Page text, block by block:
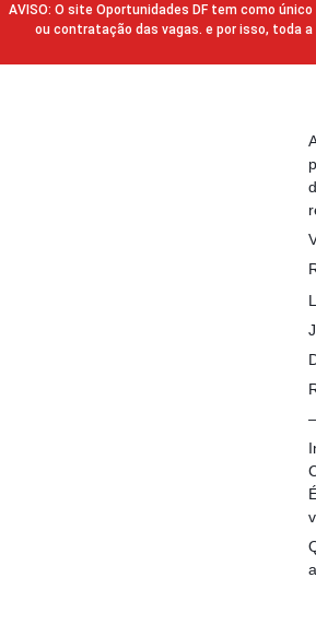
AVISO: O site Oportunidades DF tem como
ou contratação das vagas. e por isso, toda